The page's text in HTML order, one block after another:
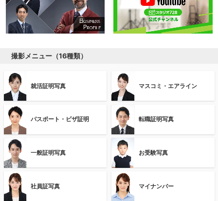
撮影メニュー（16種類）
就活証明写真 マスコミ・エアライン
パスポート・ビザ証明 転職証明写真
一般証明写真 お受験写真
社員証写真 マイナンバー